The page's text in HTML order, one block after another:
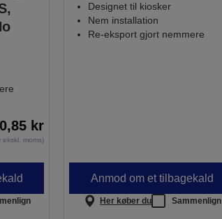
kr
ekskl. moms)
Designet til kiosker
Nem installation
Re-eksport gjort nemmere
Anmod om et tilbagekald
Her køber du Sammenlign